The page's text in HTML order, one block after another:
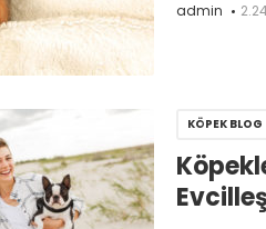
admin
KÖPEK BLOG